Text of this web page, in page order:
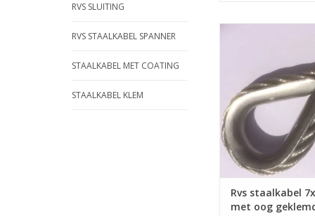
RVS SLUITING
RVS STAALKABEL SPANNER
STAALKABEL MET COATING
STAALKABEL KLEM
Kous-
Heeft een andere
kunt u deze
TOEVOEGEN AAN
Rvs staalkabel
met oog